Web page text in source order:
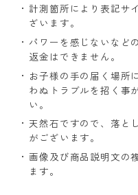
計測箇所により表記サ
ざいます。
パワーを感じないなど
返金はできません。
お子様の手の届く場所
わぬトラブルを招く事
い。
天然石ですので、落と
がございます。
画像及び商品説明文の
ます。